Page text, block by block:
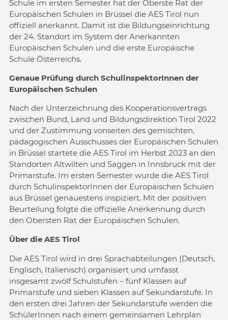
Schule im ersten Semester hat der Oberste Rat der
Europäischen Schulen in Brüssel die AES Tirol nun
offiziell anerkannt. Damit ist die Bildungseinrichtung
der 24. Standort im System der Anerkannten
Europäischen Schulen und die erste Europäische
Schule Österreichs.
Genaue Prüfung durch SchulinspektorInnen der
Europäischen Schulen
Nach der Unterzeichnung des Kooperationsvertrags
zwischen Bund, Land und Bildungsdirektion Tirol 2022
und der Zustimmung vonseiten des gemischten,
pädagogischen Ausschusses der Europäischen Schulen
in Brüssel startete die AES Tirol im Herbst 2023 an den
Standorten Altwilten und Saggen in Innsbruck mit der
Primarstufe. Im ersten Semester wurde die AES Tirol
durch SchulinspektorInnen der Europäischen Schulen
aus Brüssel genauestens inspiziert. Mit der positiven
Beurteilung folgte die offizielle Anerkennung durch
den Obersten Rat der Europäischen Schulen.
Über die AES Tirol
Die AES Tirol wird in drei Sprachabteilungen (Deutsch,
Englisch, Italienisch) organisiert und umfasst
insgesamt zwölf Schulstufen – fünf Klassen auf
Primarstufe und sieben Klassen auf Sekundarstufe. In
den ersten drei Jahren der Sekundarstufe werden die
SchülerInnen nach einem gemeinsamen Lehrplan